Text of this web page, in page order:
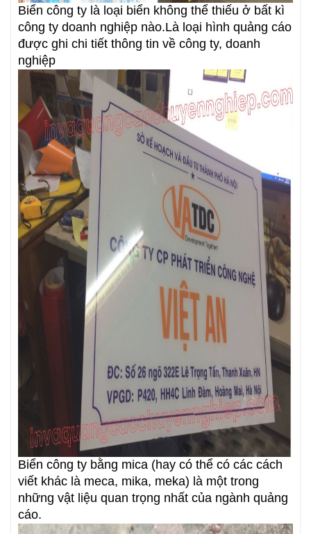
Biển công ty là loại biển không thể thiếu ở bất kì
công ty doanh nghiệp nào.Là loại hình quảng cáo
được ghi chi tiết thông tin về công ty, doanh
nghiệp
Biển công ty bằng mica (hay có thể có các cách
viết khác là meca, mika, meka) là một trong
những vật liệu quan trọng nhất của ngành quảng
cáo.